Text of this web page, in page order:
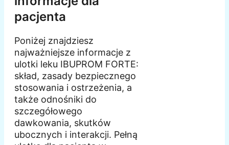
pacjenta
Poniżej znajdziesz
najważniejsze informacje z
ulotki leku IBUPROM FORTE:
skład, zasady bezpiecznego
stosowania i ostrzeżenia, a
także odnośniki do
szczegółowego
dawkowania, skutków
ubocznych i interakcji. Pełną